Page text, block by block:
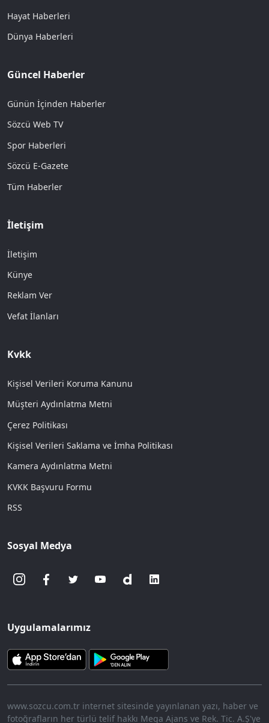
Hayat Haberleri
Dünya Haberleri
Güncel Haberler
Günün İçinden Haberler
Sözcü Web TV
Spor Haberleri
Sözcü E-Gazete
Tüm Haberler
İletişim
İletişim
Künye
Reklam Ver
Vefat İlanları
Kvkk
Kişisel Verileri Koruma Kanunu
Müşteri Aydınlatma Metni
Çerez Politikası
Kişisel Verileri Saklama ve İmha Politikası
Kamera Aydınlatma Metni
KVKK Başvuru Formu
RSS
Sosyal Medya
Uygulamalarımız
www.sozcu.com.tr internet sitesinde yayınlanan yazı, haber ve
fotoğrafların her türlü telif hakkı Mega Ajans ve Rek. Tic. A.Ş'ye